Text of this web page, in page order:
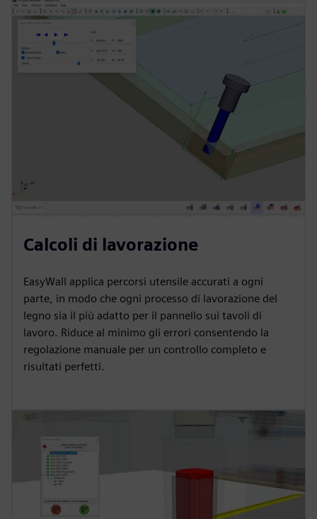
Calcoli di lavorazione
EasyWall applica percorsi utensile accurati a ogni
parte, in modo che ogni processo di lavorazione del
legno sia il più adatto per il pannello sui tavoli di
lavoro. Riduce al minimo gli errori consentendo la
regolazione manuale per un controllo completo e
risultati perfetti.